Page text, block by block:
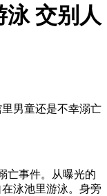
交别人
男童还是不幸溺亡
亡事件。从曝光的
泳池里游泳。身旁